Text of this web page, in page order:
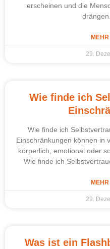
erscheinen und die
29.
Wie finde ich
Wie finde ich
Einschränkungen können in
körperlich, emotional oder
Wie finde ich
29.
Was ist ein